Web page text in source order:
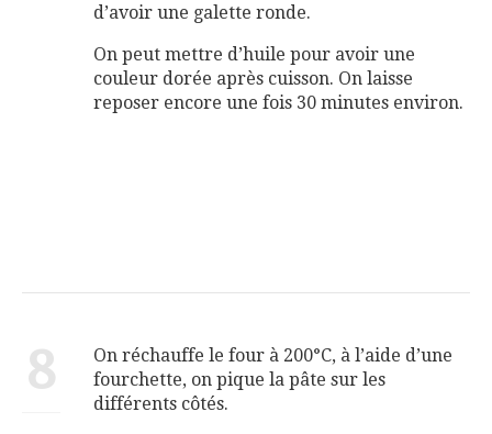
d’avoir une galette ronde.
On peut mettre d’huile pour avoir une
couleur dorée après cuisson. On laisse
reposer encore une fois 30 minutes environ.
8
On réchauffe le four à 200°C, à l’aide d’une
fourchette, on pique la pâte sur les
différents côtés.